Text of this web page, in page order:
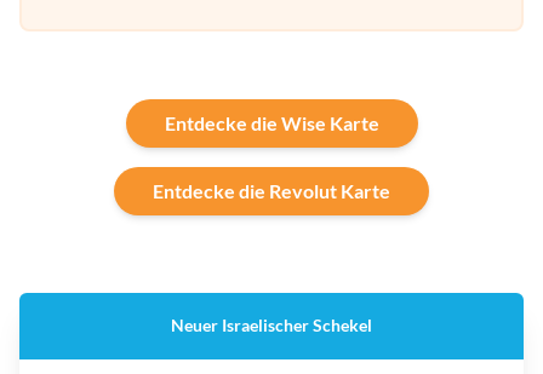
Entdecke die Wise Karte
Entdecke die Revolut Karte
Neuer Israelischer Schekel